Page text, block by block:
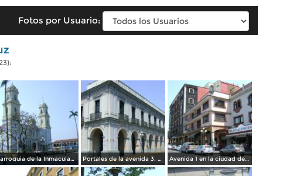
Fotos por Usuario:
Parroquia de la Inmaculada Concepción. Córdoba. Abril/2012 Portales de la avenida 3. Córdoba. Abril/2012 Avenida 1 en la ciudad de Córdoba. Abril/2012